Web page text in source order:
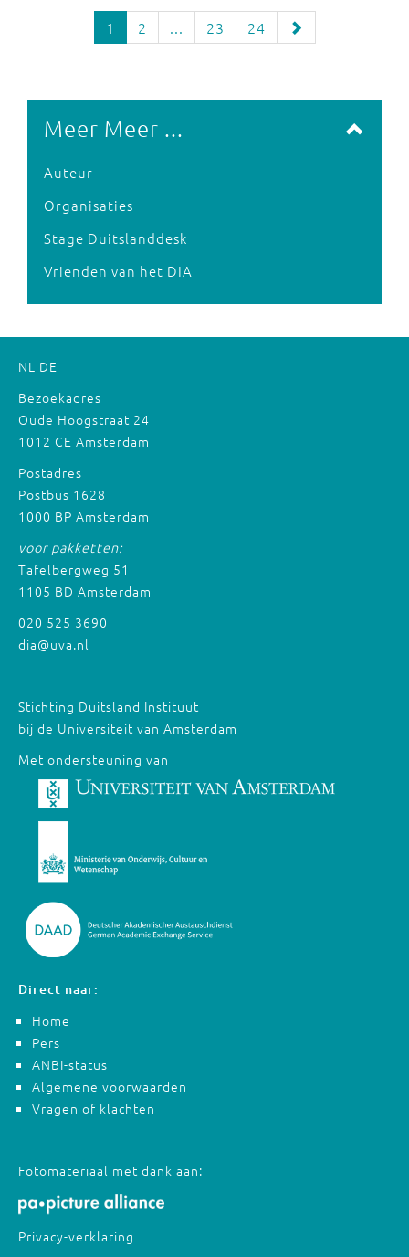
1 2 ... 23 24
Meer Meer ...
Auteur
Organisaties
Stage Duitslanddesk
Vrienden van het DIA
NL DE
Bezoekadres
Oude Hoogstraat 24
1012 CE Amsterdam
Postadres
Postbus 1628
1000 BP Amsterdam
voor pakketten:
Tafelbergweg 51
1105 BD Amsterdam
020 525 3690
dia@uva.nl
Stichting Duitsland Instituut
bij de Universiteit van Amsterdam
Met ondersteuning van
Direct naar:
Home
Pers
ANBI-status
Algemene voorwaarden
Vragen of klachten
Fotomateriaal met dank aan:
Privacy-verklaring